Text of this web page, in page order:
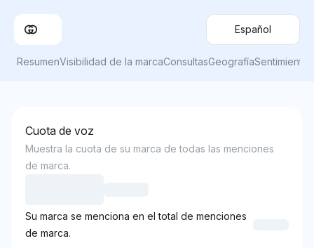
Español
ResumenVisibilidad de la marcaConsultasGeografíaSentimiento
Cuota de voz
Muestra la cuota de su marca de todas las menciones
de marca.
Su marca se menciona en el total de menciones
de marca.